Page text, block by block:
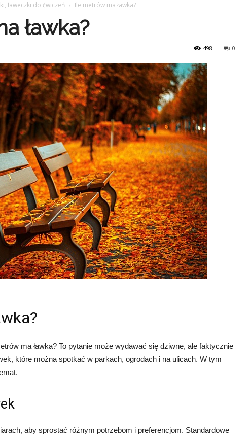
ławeczki do ćwiczeń Ile metrów ma ławka?
ławka?
0
498
ma ławka? To pytanie może wydawać się dziwne, ale faktycznie
które można spotkać w parkach, ogrodach i na ulicach. W tym
aby sprostać różnym potrzebom i preferencjom. Standardowe